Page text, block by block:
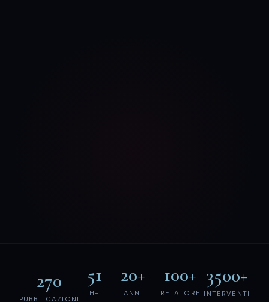
270
PUBBLICAZIONI
51
H-
20+
ANNI
100+
RELATORE
3500+
INTERVENTI